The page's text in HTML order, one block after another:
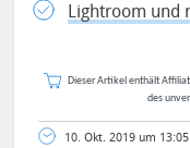
Lightroom und
Dieser Artikel enthält
des
10. Okt. 2019 um